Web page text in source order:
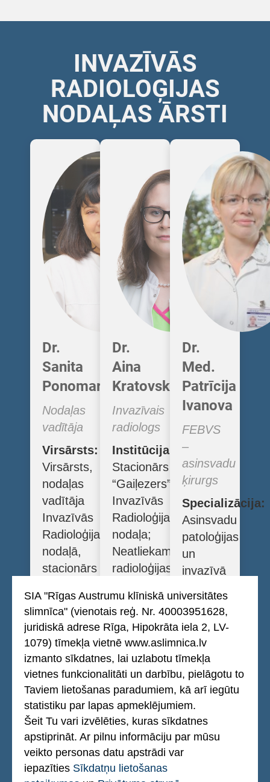
INVAZĪVĀS
RADIOLOĢIJAS
NODAĻAS ĀRSTI
Dr.
Sanita
Ponomarjova
Nodaļas
vadītāja
Virsārsts:
Virsārsts,
nodaļas
vadītāja
Invazīvās
Radioloģijas
nodaļā,
stacionārs
Diplome:
Diplome
Inter-
Universitaire
neuroradiology
interventionelle
(Francija)
Izglītība:
Medicīnas
zinātņu
Dr.
Aina
Kratovska
Invazīvais
radiologs
Institūcijas:
Stacionārs
“Gaiļezers”
Invazīvās
Radioloģijas
nodaļa;
Neatliekamās
radioloģijas
EBIR –
Eiropas
Invazīvā
radiologa
sertifikāts
[Vīne,
Austrija,
2019 –
pašlaik]
Izglītība:
Doktorantūra
Dr.
Med.
Patrīcija
Ivanova
FEBVS
–
asinsvadu
ķirurgs
Specializācija:
Asinsvadu
patoloģijas
un
invazīvā
Stažēšanās:
Stažējusies
Spānijā,
Itālijā,
Portugālē,
Vācijā
SIA "Rīgas Austrumu klīniskā universitātes
slimnīca" (vienotais reģ. Nr. 40003951628,
juridiskā adrese Rīga, Hipokrāta iela 2, LV-
1079) tīmekļa vietnē www.aslimnica.lv
izmanto sīkdatnes, lai uzlabotu tīmekļa
vietnes funkcionalitāti un darbību, pielāgotu to
Taviem lietošanas paradumiem, kā arī iegūtu
statistiku par lapas apmeklējumiem.
Šeit Tu vari izvēlēties, kuras sīkdatnes
apstiprināt. Ar pilnu informāciju par mūsu
veikto personas datu apstrādi var
iepazīties Sīkdatņu lietošanas